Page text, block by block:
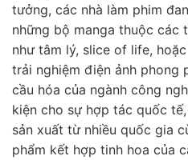
tưởng, các nhà làm phim
những bộ manga thuộc các
như tâm lý, slice of life,
trải nghiệm điện ảnh phong
cầu hóa của ngành công
kiện cho sự hợp tác quốc
sản xuất từ nhiều quốc gia
phẩm kết hợp tinh hoa của